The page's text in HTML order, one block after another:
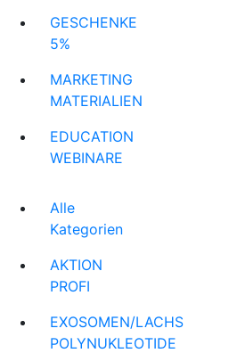
GESCHENKE
5%
MARKETING
MATERIALIEN
EDUCATION
WEBINARE
Alle
Kategorien
AKTION
PROFI
EXOSOMEN/LACHS
POLYNUKLEOTIDE